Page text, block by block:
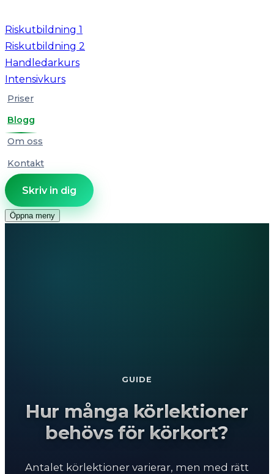
Riskutbildning 1
Riskutbildning 2
Handledarkurs
Intensivkurs
Priser
Blogg
Om oss
Kontakt
Skriv in dig
Öppna meny
GUIDE
Hur många körlektioner
behövs för körkort?
Antalet körlektioner varierar, men med rätt